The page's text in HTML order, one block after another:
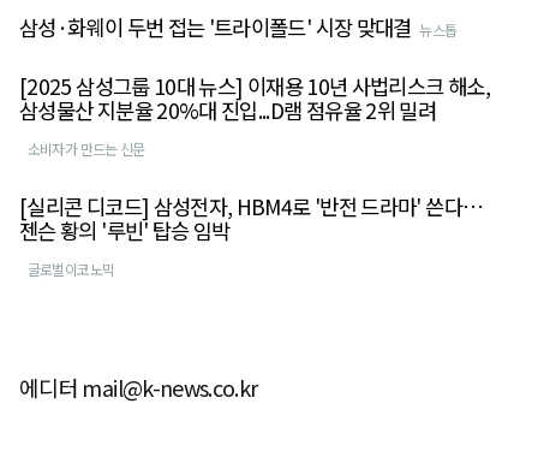
삼성·화웨이 두번 접는 '트라이폴드' 시장 맞대결 뉴스톱
[2025 삼성그룹 10대 뉴스] 이재용 10년 사법리스크 해소,
삼성물산 지분율 20%대 진입...D램 점유율 2위 밀려
소비자가 만드는 신문
[실리콘 디코드] 삼성전자, HBM4로 '반전 드라마' 쓴다…
젠슨 황의 '루빈' 탑승 임박
글로벌이코노믹
에디터 mail@k-news.co.kr